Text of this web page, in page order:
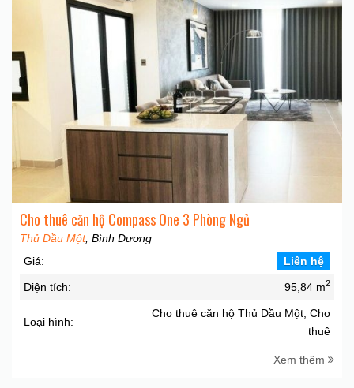
Cho thuê căn hộ Compass One 3 Phòng Ngủ
Thủ Dầu Một, Bình Dương
Giá:
Liên hệ
Diện tích: 95,84 m2
Loại hình:
Cho thuê căn hộ Thủ Dầu Một, Cho
thuê
Xem thêm